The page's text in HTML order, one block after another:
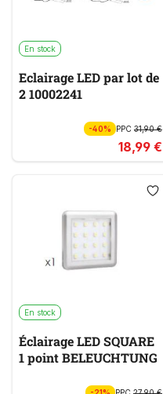
En stock
Eclairage LED par lot de
2 10002241
-40% PPC 31,90 €
18,99 €
En stock
Éclairage LED SQUARE
1 point BELEUCHTUNG
-21% PPC 27,90 €